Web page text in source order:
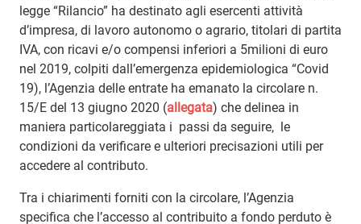
legge “Rilancio” ha destinato agli esercenti attività
d’impresa, di lavoro autonomo o agrario, titolari di partita
IVA, con ricavi e/o compensi inferiori a 5milioni di euro
nel 2019, colpiti dall’emergenza epidemiologica “Covid
19), l’Agenzia delle entrate ha emanato la circolare n.
15/E del 13 giugno 2020 (allegata) che delinea in
maniera particolareggiata i passi da seguire, le
condizioni da verificare e ulteriori precisazioni utili per
accedere al contributo.
Tra i chiarimenti forniti con la circolare, l’Agenzia
specifica che l’accesso al contribuito a fondo perduto è